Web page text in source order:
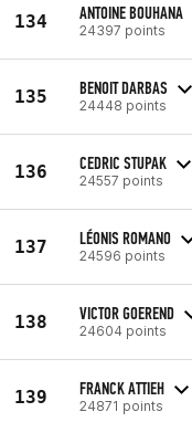
134 ANTOINE BOUHANA
24397 points
135 BENOIT DARBAS
24448 points
136 CEDRIC STUPAK
24557 points
137 LÉONIS ROMANO
24596 points
138 VICTOR GOEREND
24604 points
139 FRANCK ATTIEH
24871 points